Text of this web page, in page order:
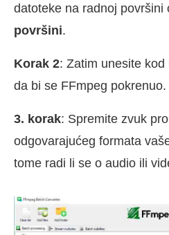
datoteke na radnoj površini
površini.
Korak 2: Zatim unesite
da bi se FFmpeg pokrenuo.
3. korak: Spremite zvuk
odgovarajućeg formata
tome radi li se o audio ili